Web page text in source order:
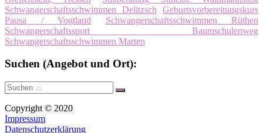
Schwangerschaftsschwimmen Delitzsch
Geburtsvorbereitungskurs
Pausa / Vogtland
Schwangerschaftsschwimmen Rüthen
Schwangerschaftssport Baumschulenweg
Schwangerschaftsschwimmen Marten
Suchen (Angebot und Ort):
Suche
nach:
Suchen
Copyright © 2020
Impressum
Datenschutzerklärung